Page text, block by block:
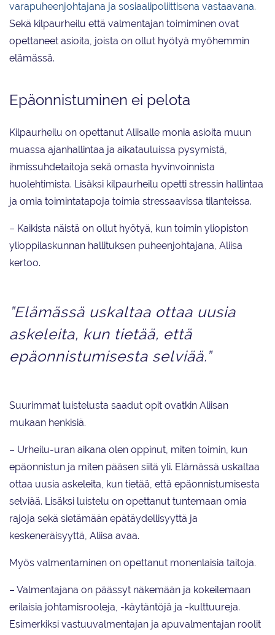
varapuheenjohtajana ja sosiaalipoliittisena vastaavana.
Sekä kilpaurheilu että valmentajan toimiminen ovat
opettaneet asioita, joista on ollut hyötyä myöhemmin
elämässä.
Epäonnistuminen ei pelota
Kilpaurheilu on opettanut Aliisalle monia asioita muun
muassa ajanhallintaa ja aikatauluissa pysymistä,
ihmissuhdetaitoja sekä omasta hyvinvoinnista
huolehtimista. Lisäksi kilpaurheilu opetti stressin hallintaa
ja omia toimintatapoja toimia stressaavissa tilanteissa.
– Kaikista näistä on ollut hyötyä, kun toimin yliopiston
ylioppilaskunnan hallituksen puheenjohtajana, Aliisa
kertoo.
”Elämässä uskaltaa ottaa uusia
askeleita, kun tietää, että
epäonnistumisesta selviää.”
Suurimmat luistelusta saadut opit ovatkin Aliisan
mukaan henkisiä.
– Urheilu-uran aikana olen oppinut, miten toimin, kun
epäonnistun ja miten pääsen siitä yli. Elämässä uskaltaa
ottaa uusia askeleita, kun tietää, että epäonnistumisesta
selviää. Lisäksi luistelu on opettanut tuntemaan omia
rajoja sekä sietämään epätäydellisyyttä ja
keskeneräisyyttä, Aliisa avaa.
Myös valmentaminen on opettanut monenlaisia taitoja.
– Valmentajana on päässyt näkemään ja kokeilemaan
erilaisia johtamisrooleja, -käytäntöjä ja -kulttuureja.
Esimerkiksi vastuuvalmentajan ja apuvalmentajan roolit